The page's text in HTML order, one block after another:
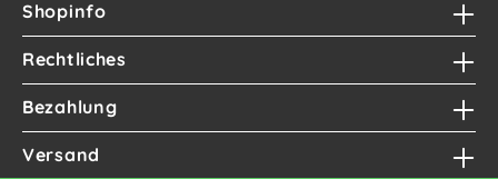
Shopinfo
Rechtliches
Bezahlung
Versand